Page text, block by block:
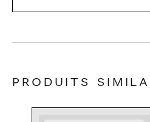
Produits